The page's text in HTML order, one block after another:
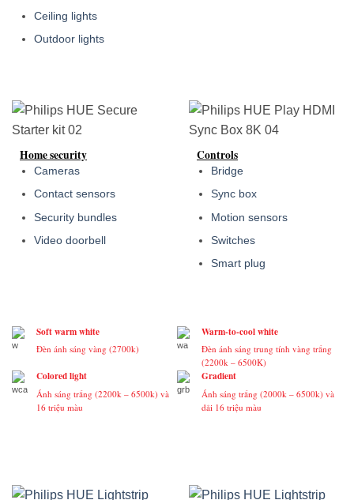
Ceiling lights
Outdoor lights
Home security
Cameras
Contact sensors
Security bundles
Video doorbell
Controls
Bridge
Sync box
Motion sensors
Switches
Smart plug
Soft warm white
Đèn ánh sáng vàng (2700k)
Warm-to-cool white
Đèn ánh sáng trung tính vàng trắng
(2200k – 6500K)
Colored light
Ánh sáng trắng (2200k – 6500k) và
16 triệu màu
Gradient
Ánh sáng trắng (2000k – 6500k) và
dải 16 triệu màu